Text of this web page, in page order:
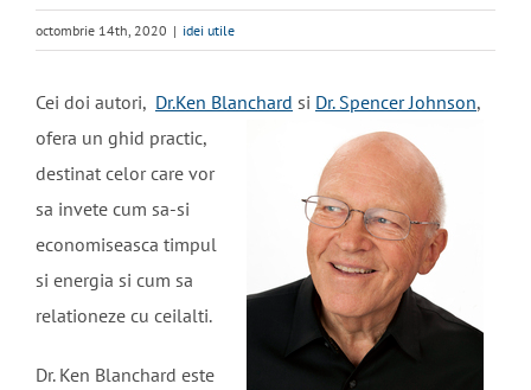
octombrie 14th, 2020 | idei utile
Cei doi autori, Dr.Ken Blanchard si Dr. Spencer Johnson,
ofera un ghid practic,
destinat celor care vor
sa invete cum sa-si
economiseasca timpul
si energia si cum sa
relationeze cu ceilalti.
Dr. Ken Blanchard este